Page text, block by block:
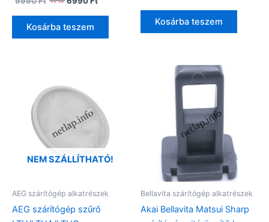
price
was:
9990 Ft.
price
is:
Kosárba teszem Kosárba teszem
NEM SZÁLLÍTHATÓ!
AEG szárítógép alkatrészek
AEG szárítógép szűrő
Bellavita szárítógép alkatrészek
Akai Bellavita Matsui Sharp